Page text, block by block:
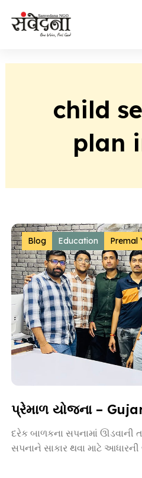
child
plan
Blog Education Premal
દરેક બાળકના સપનામાં ઊડવાની
સપનાને સાકાર થવા માટે